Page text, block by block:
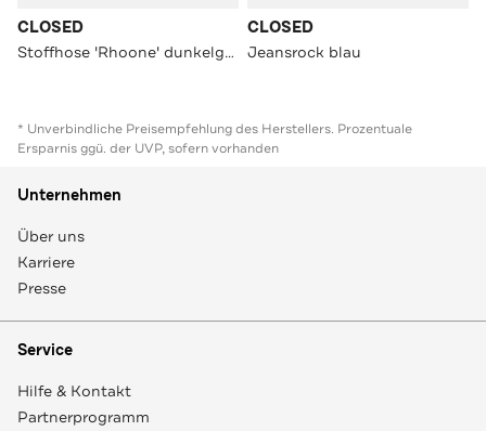
CLOSED
Stoffhose 'Rhoone' dunkelgrün
CLOSED
Jeansrock blau
* Unverbindliche Preisempfehlung des Herstellers. Prozentuale
Ersparnis ggü. der UVP, sofern vorhanden
Unternehmen
Über uns
Karriere
Presse
Service
Hilfe & Kontakt
Partnerprogramm